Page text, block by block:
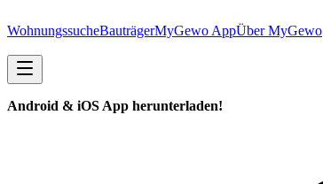
WohnungssucheBauträgerMyGewo AppÜber MyGewo
Android & iOS App herunterladen!